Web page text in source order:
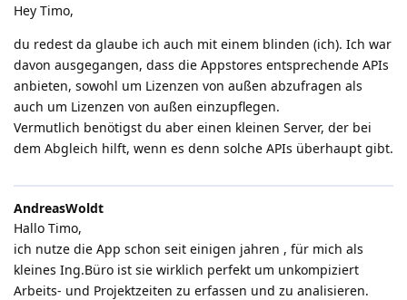
Hey Timo,
du redest da glaube ich auch mit einem blinden (ich). Ich war
davon ausgegangen, dass die Appstores entsprechende APIs
anbieten, sowohl um Lizenzen von außen abzufragen als
auch um Lizenzen von außen einzupflegen.
Vermutlich benötigst du aber einen kleinen Server, der bei
dem Abgleich hilft, wenn es denn solche APIs überhaupt gibt.
AndreasWoldt
Hallo Timo,
ich nutze die App schon seit einigen jahren , für mich als
kleines Ing.Büro ist sie wirklich perfekt um unkompiziert
Arbeits- und Projektzeiten zu erfassen und zu analisieren.